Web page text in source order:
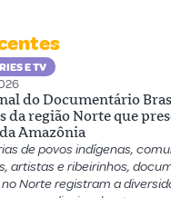
E TV
do Documentário
da região Norte que
Amazônia
de povos indígenas,
artistas e ribeirinhos,
Norte registram a